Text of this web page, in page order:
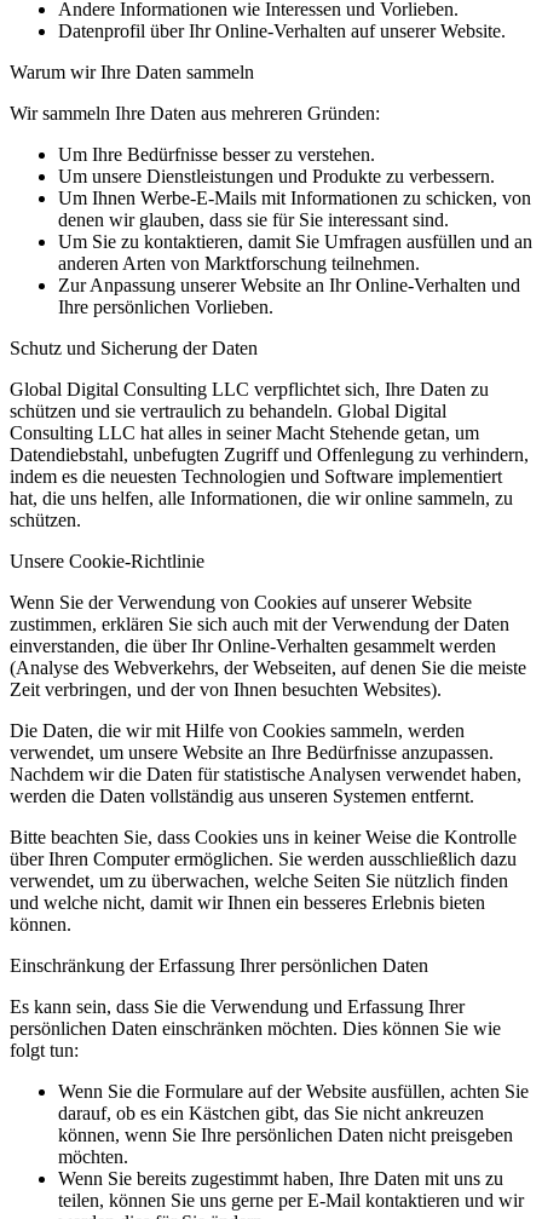
Andere Informationen wie Interessen und Vorlieben.
Datenprofil über Ihr Online-Verhalten auf unserer Website.
Warum wir Ihre Daten sammeln
Wir sammeln Ihre Daten aus mehreren Gründen:
Um Ihre Bedürfnisse besser zu verstehen.
Um unsere Dienstleistungen und Produkte zu verbessern.
Um Ihnen Werbe-E-Mails mit Informationen zu schicken, von
denen wir glauben, dass sie für Sie interessant sind.
Um Sie zu kontaktieren, damit Sie Umfragen ausfüllen und an
anderen Arten von Marktforschung teilnehmen.
Zur Anpassung unserer Website an Ihr Online-Verhalten und
Ihre persönlichen Vorlieben.
Schutz und Sicherung der Daten
Global Digital Consulting LLC verpflichtet sich, Ihre Daten zu
schützen und sie vertraulich zu behandeln. Global Digital
Consulting LLC hat alles in seiner Macht Stehende getan, um
Datendiebstahl, unbefugten Zugriff und Offenlegung zu verhindern,
indem es die neuesten Technologien und Software implementiert
hat, die uns helfen, alle Informationen, die wir online sammeln, zu
schützen.
Unsere Cookie-Richtlinie
Wenn Sie der Verwendung von Cookies auf unserer Website
zustimmen, erklären Sie sich auch mit der Verwendung der Daten
einverstanden, die über Ihr Online-Verhalten gesammelt werden
(Analyse des Webverkehrs, der Webseiten, auf denen Sie die meiste
Zeit verbringen, und der von Ihnen besuchten Websites).
Die Daten, die wir mit Hilfe von Cookies sammeln, werden
verwendet, um unsere Website an Ihre Bedürfnisse anzupassen.
Nachdem wir die Daten für statistische Analysen verwendet haben,
werden die Daten vollständig aus unseren Systemen entfernt.
Bitte beachten Sie, dass Cookies uns in keiner Weise die Kontrolle
über Ihren Computer ermöglichen. Sie werden ausschließlich dazu
verwendet, um zu überwachen, welche Seiten Sie nützlich finden
und welche nicht, damit wir Ihnen ein besseres Erlebnis bieten
können.
Einschränkung der Erfassung Ihrer persönlichen Daten
Es kann sein, dass Sie die Verwendung und Erfassung Ihrer
persönlichen Daten einschränken möchten. Dies können Sie wie
folgt tun:
Wenn Sie die Formulare auf der Website ausfüllen, achten Sie
darauf, ob es ein Kästchen gibt, das Sie nicht ankreuzen
können, wenn Sie Ihre persönlichen Daten nicht preisgeben
möchten.
Wenn Sie bereits zugestimmt haben, Ihre Daten mit uns zu
teilen, können Sie uns gerne per E-Mail kontaktieren und wir